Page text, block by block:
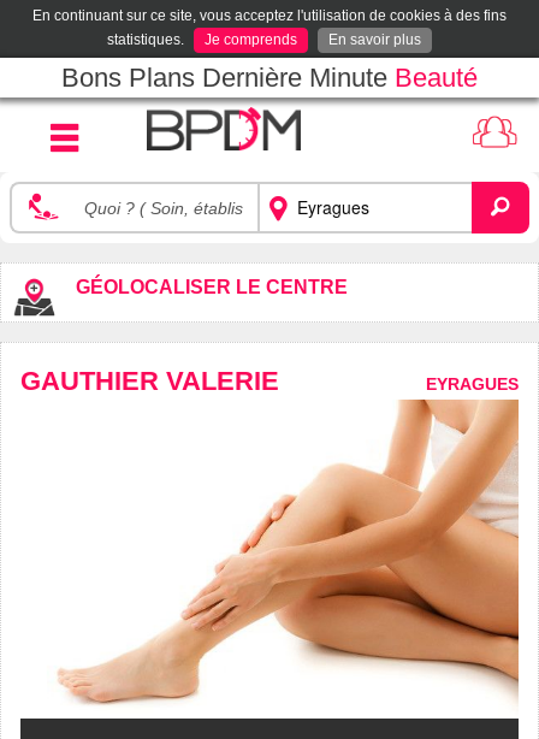
En continuant sur ce site, vous acceptez l'utilisation de cookies à des fins
statistiques.
Je comprends En savoir plus
Bons Plans Dernière Minute Beauté
GÉOLOCALISER LE CENTRE
GAUTHIER VALERIE EYRAGUES